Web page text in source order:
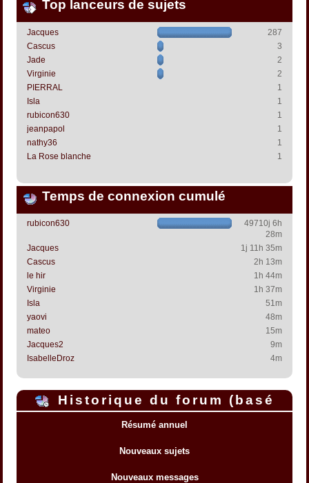
Top lanceurs de sujets
Jacques
287
Cascus
3
Jade
2
Virginie
2
PIERRAL
1
Isla
1
rubicon630
1
jeanpapol
1
nathy36
1
La Rose blanche
1
Temps de connexion cumulé
rubicon630
49710j 6h
28m
Jacques
1j 11h 35m
Cascus
2h 13m
le hir
1h 44m
Virginie
1h 37m
Isla
51m
yaovi
48m
mateo
15m
Jacques2
9m
IsabelleDroz
4m
Historique du forum (basé
sur l'heure interne du forum)
Résumé annuel
Nouveaux sujets
Nouveaux messages